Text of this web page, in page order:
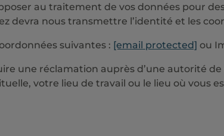
au traitement de vos données pour
devra nous transmettre l’identité et les
suivantes : [email protected] ou
une réclamation auprès d’une autorité
votre lieu de travail ou le lieu où vous